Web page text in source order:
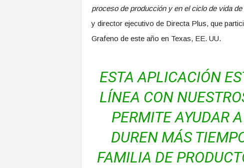
proceso de producción y en el ciclo de vida
y director ejecutivo de Directa Plus, que
Grafeno de este año en Texas, EE. UU.
ESTA APLICACIÓN
LÍNEA CON
PERMITE AYUDAR
DUREN MÁS
FAMILIA DE